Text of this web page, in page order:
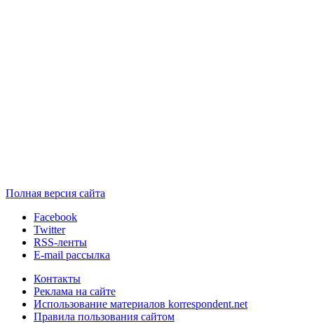
Полная версия сайта
Facebook
Twitter
RSS-ленты
E-mail рассылка
Контакты
Реклама на сайте
Использование материалов korrespondent.net
Правила пользования сайтом